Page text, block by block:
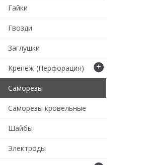
Гайки
Гвозди
Заглушки
Крепеж (Перфорация) +
Саморезы
Саморезы кровельные
Шайбы
Электроды